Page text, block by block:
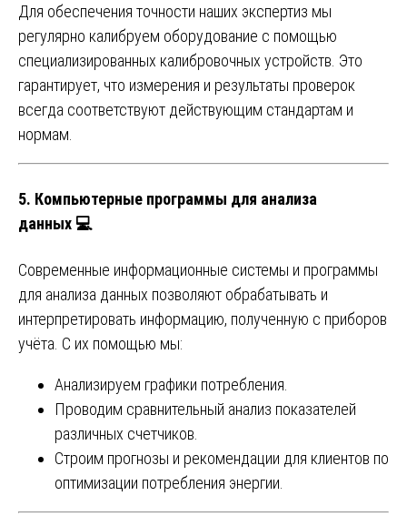
Для обеспечения точности наших экспертиз мы
регулярно калибруем оборудование с помощью
специализированных калибровочных устройств. Это
гарантирует, что измерения и результаты проверок
всегда соответствуют действующим стандартам и
нормам.
5. Компьютерные программы для анализа
данных 💻
Современные информационные системы и программы
для анализа данных позволяют обрабатывать и
интерпретировать информацию, полученную с приборов
учёта. С их помощью мы:
Анализируем графики потребления.
Проводим сравнительный анализ показателей
различных счетчиков.
Строим прогнозы и рекомендации для клиентов по
оптимизации потребления энергии.